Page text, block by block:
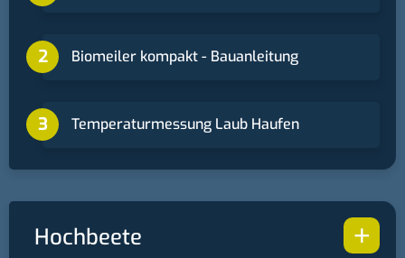
Biomeiler kompakt - Bauanleitung
Temperaturmessung Laub Haufen
+
Hochbeete